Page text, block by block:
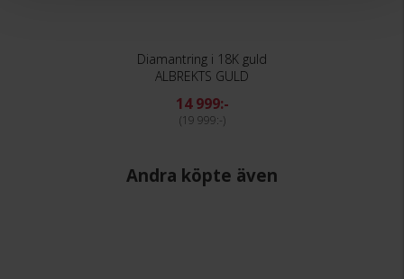
Diamantring i 18K guld
ALBREKTS GULD
14 999:-
19 999:-
Andra köpte även